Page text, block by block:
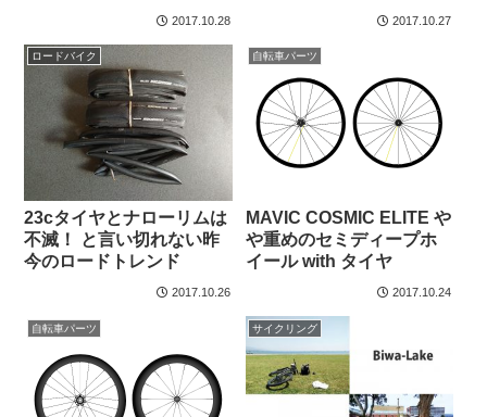
2017.10.28 2017.10.27
ロードバイク
23cタイヤとナローリムは
不滅！ と言い切れない昨
今のロードトレンド
2017.10.26
自転車パーツ
MAVIC COSMIC ELITE や
や重めのセミディープホ
イール with タイヤ
2017.10.24
自転車パーツ サイクリング